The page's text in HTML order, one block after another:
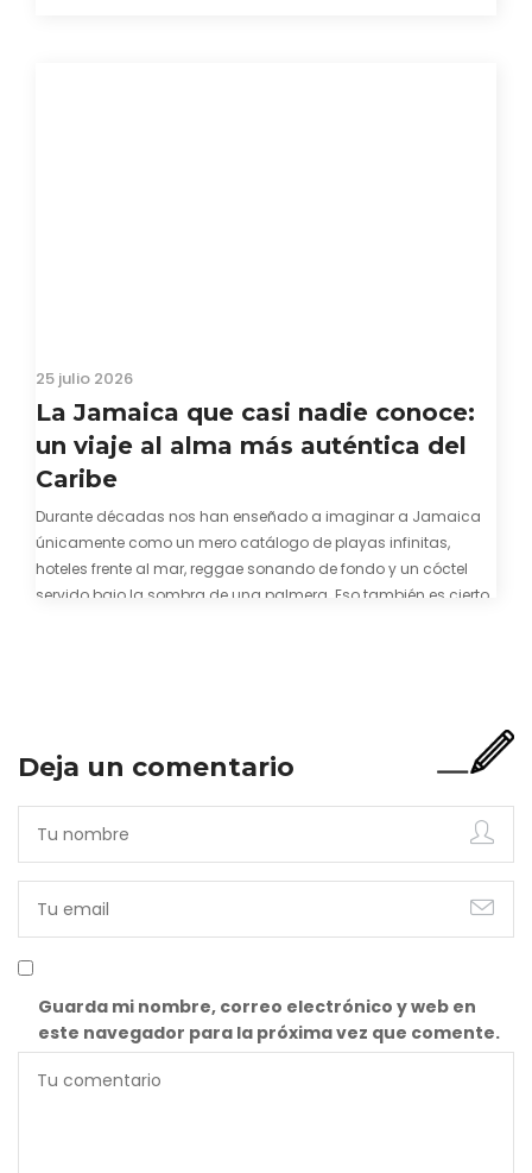
25 julio 2026
La Jamaica que casi nadie conoce:
un viaje al alma más auténtica del
Caribe
Durante décadas nos han enseñado a imaginar a Jamaica
únicamente como un mero catálogo de playas infinitas,
hoteles frente al mar, reggae sonando de fondo y un cóctel
servido bajo la sombra de una palmera. Eso también es cierto.
Deja un comentario
Guarda mi nombre, correo electrónico y web en
este navegador para la próxima vez que comente.